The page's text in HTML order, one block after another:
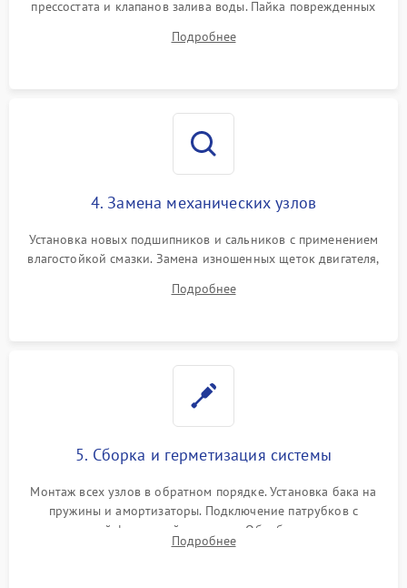
прессостата и клапанов залива воды. Пайка поврежденных
Восстановление целостности проводки и контактов.
Подробнее
4. Замена механических узлов
Установка новых подшипников и сальников с применением
влагостойкой смазки. Замена изношенных щеток двигателя,
или поврежденной резиновой манжеты.
Подробнее
5. Сборка и герметизация системы
Монтаж всех узлов в обратном порядке. Установка бака на
пружины и амортизаторы. Подключение патрубков с
надежной фиксацией хомутами. Обработка стыков
герметиком для предотвращения возможных протечек воды.
Подробнее